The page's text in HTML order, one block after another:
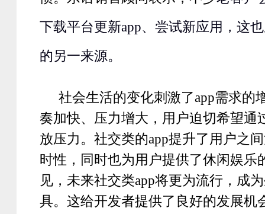
下载平台更新app、尝试新应用，这
的另一来源。
社会生活的变化刺激了app需求的
奏加快、压力增大，用户迫切希望通
放压力。社交类的app提升了用户之
时性，同时也为用户提供了休闲娱乐
见，未来社交类app将更为流行，成
具。这给开发者提供了良好的发展机